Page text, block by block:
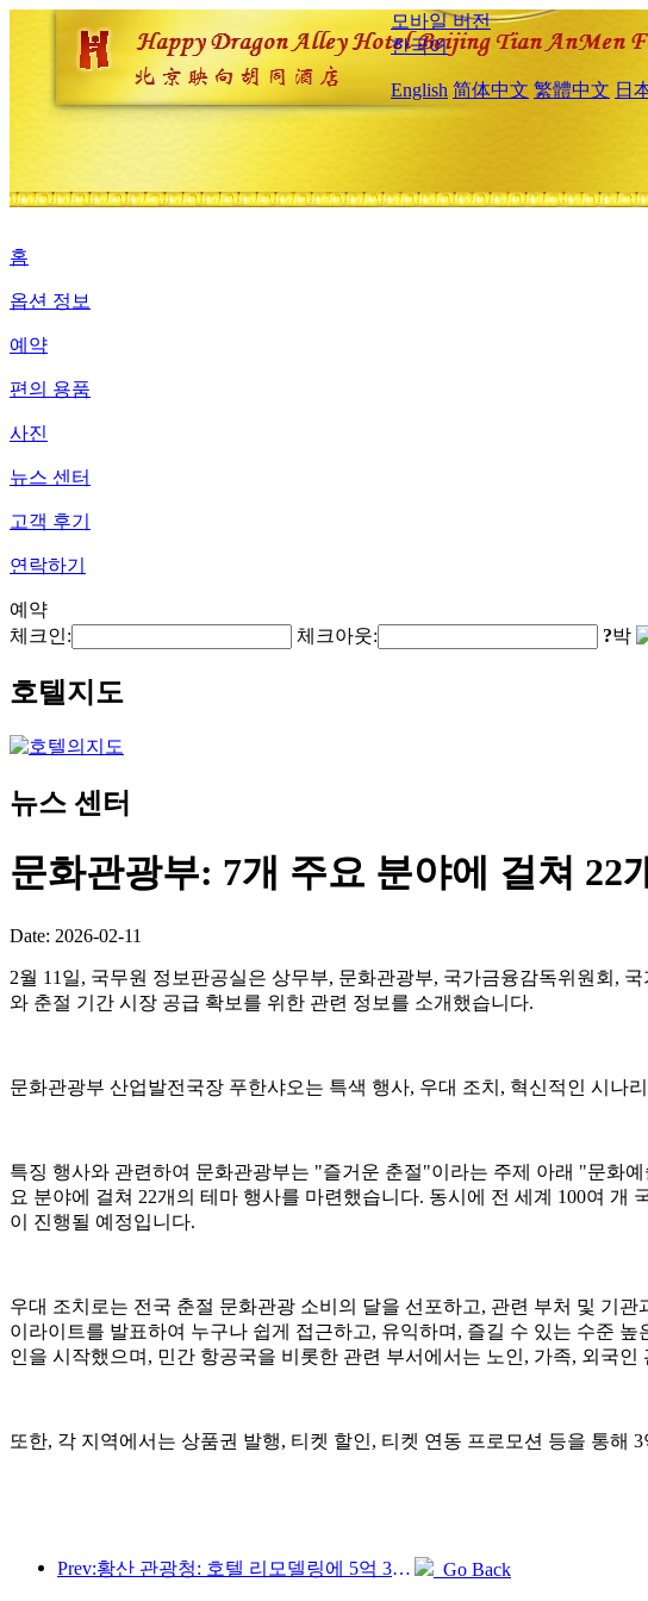
모바일 버전
한국어
English 简体中文 繁體中文 日
홈
옵션 정보
예약
편의 용품
사진
뉴스 센터
고객 후기
연락하기
예약
체크인:
체크아웃: ?박
호텔지도
뉴스 센터
문화관광부: 7개 주요 분야에 걸쳐 22
Date: 2026-02-11
2월 11일, 국무원 정보판공실은 상무부, 문화관광부, 국가금융감독위원회,
와 춘절 기간 시장 공급 확보를 위한 관련 정보를 소개했습니다.
문화관광부 산업발전국장 푸한샤오는 특색 행사, 우대 조치, 혁신적인 시나
특징 행사와 관련하여 문화관광부는 "즐거운 춘절"이라는 주제 아래 "문화
요 분야에 걸쳐 22개의 테마 행사를 마련했습니다. 동시에 전 세계 100여
이 진행될 예정입니다.
우대 조치로는 전국 춘절 문화관광 소비의 달을 선포하고, 관련 부처 및 기
이라이트를 발표하여 누구나 쉽게 접근하고, 유익하며, 즐길 수 있는 수준
인을 시작했으며, 민간 항공국을 비롯한 관련 부서에서는 노인, 가족, 외국
또한, 각 지역에서는 상품권 발행, 티켓 할인, 티켓 연동 프로모션 등을 통해
Prev:황산 관광청: 호텔 리모델링에 5억 3천만 위안 투자 계획 Go Back